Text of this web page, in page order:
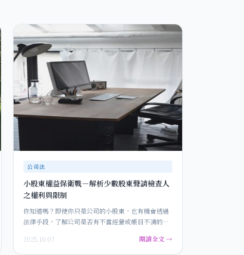
公司法
小股東權益保衛戰－解析少數股東聲請檢查人
之權利與限制
你知道嗎？即使你只是公司的小股東，也有機會透過
法律手段，了解公司是否有不當經營或帳目不清的情
2025.10.07 閱讀全文 →